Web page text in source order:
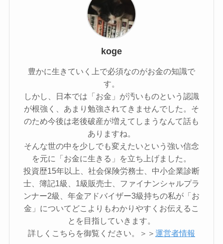
koge
豊かに生きていく上で必須なのがお金の知識で
す。
しかし、日本では「お金」が汚いものという認識
が根強く、あまり勉強されてきませんでした。そ
のため今後は老後破産が増えてしまうなんて話も
ありますね。
そんな世の中を少しでも変えたいという強い信念
を元に「お金に生きる」を立ち上げました。
投資歴15年以上、社会保険労務士、中小企業診断
士、簿記1級、1級販売士、ファイナンシャルプラ
ンナー2級、年金アドバイザー3級持ちの私が「お
金」についてどこよりもわかりやすくお伝えるこ
とを目指していきます。
詳しくこちらを御覧ください。＞＞ 運営者情報